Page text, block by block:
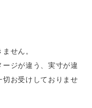
せん。
ージが違う、実寸が違
切お受けしておりませ